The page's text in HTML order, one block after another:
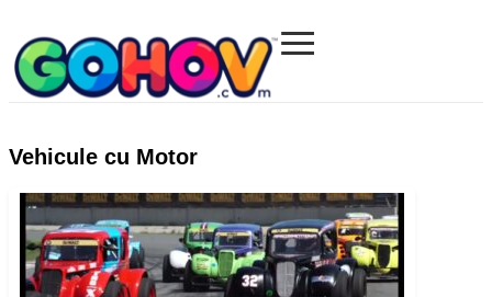
Gohov.com
≡
Vehicule cu Motor